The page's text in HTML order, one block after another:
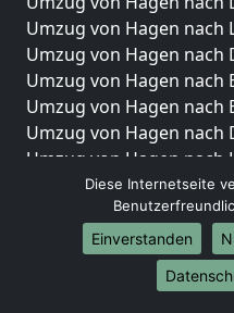
Umzug von Hagen nach
Umzug von Hagen nach
Umzug von Hagen nach
Umzug von Hagen nach
Umzug von Hagen nach
Umzug von Hagen nach
Umzug von Hagen
Umzug von Hagen
Umzug von Hagen nach
Umzug von Hagen
Umzug von Hagen nach
Diese Internetseite
Einverstanden